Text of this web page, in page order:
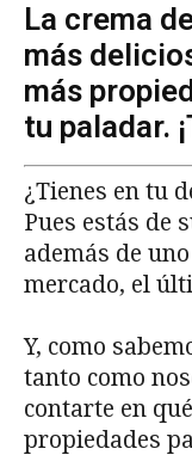
La crema
más
más
tu paladar.
¿Tienes en tu
Pues estás de
además de
mercado, el
Y, como
tanto como
contarte en
propiedades